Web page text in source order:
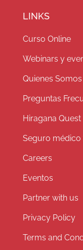
LINKS
Curso Online
Webinars y
Quienes Somos
Preguntas
Hiragana Quest
Seguro médico
Careers
Eventos
Partner with us
Privacy Policy
Terms and